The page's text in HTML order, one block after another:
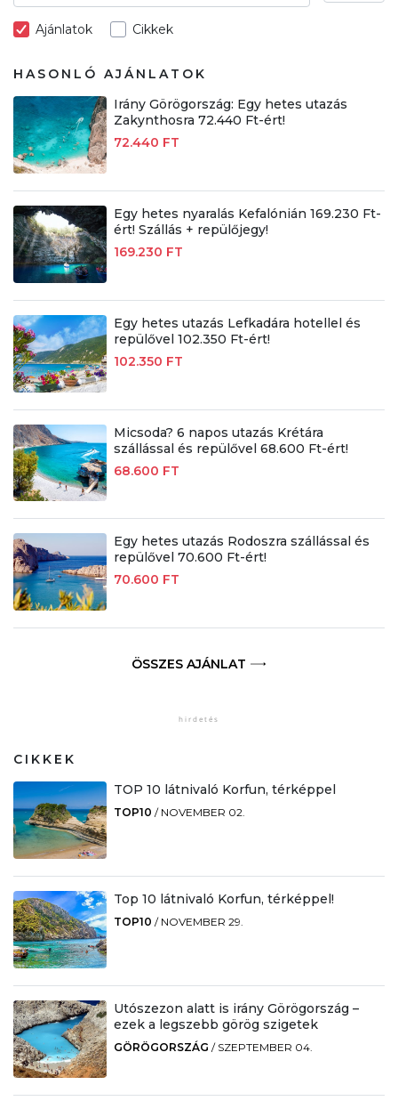
Ajánlatok Cikkek
HASONLÓ AJÁNLATOK
Irány Görögország: Egy hetes utazás
Zakynthosra 72.440 Ft-ért!
72.440 FT
Egy hetes nyaralás Kefalónián 169.230 Ft-
ért! Szállás + repülőjegy!
169.230 FT
Egy hetes utazás Lefkadára hotellel és
repülővel 102.350 Ft-ért!
102.350 FT
Micsoda? 6 napos utazás Krétára
szállással és repülővel 68.600 Ft-ért!
68.600 FT
Egy hetes utazás Rodoszra szállással és
repülővel 70.600 Ft-ért!
70.600 FT
ÖSSZES AJÁNLAT
CIKKEK
TOP 10 látnivaló Korfun, térképpel
TOP10 / NOVEMBER 02.
Top 10 látnivaló Korfun, térképpel!
TOP10 / NOVEMBER 29.
Utószezon alatt is irány Görögország –
ezek a legszebb görög szigetek
GÖRÖGORSZÁG / SZEPTEMBER 04.